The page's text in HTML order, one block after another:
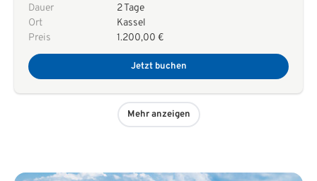
Dauer
2 Tage
Ort
Kassel
Preis
1.200,00 €
Jetzt buchen
Mehr anzeigen